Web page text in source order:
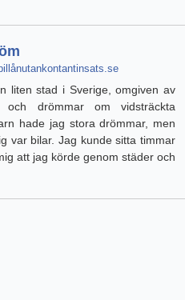
billånutankontantinsats.se
liten stad i Sverige, omgiven av
och drömmar om vidsträckta
hade jag stora drömmar, men
var bilar. Jag kunde sitta timmar
att jag körde genom städer och